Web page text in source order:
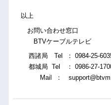
以上
お問い合わせ窓口
BTVケーブルテレビ
西諸局 Tel ： 0984-25-
都城局 Tel ： 0986-27-
Mail ：